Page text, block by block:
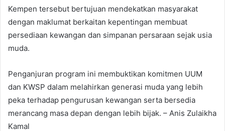
Kempen tersebut bertujuan mendekatkan masyarakat
dengan maklumat berkaitan kepentingan membuat
persediaan kewangan dan simpanan persaraan sejak usia
muda.
Penganjuran program ini membuktikan komitmen UUM
dan KWSP dalam melahirkan generasi muda yang lebih
peka terhadap pengurusan kewangan serta bersedia
merancang masa depan dengan lebih bijak. – Anis Zulaikha
Kamal